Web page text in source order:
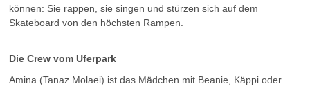
können: Sie rappen, sie singen und stürzen sich auf dem
Skateboard von den höchsten Rampen.
Die Crew vom Uferpark
Amina (Tanaz Molaei) ist das Mädchen mit Beanie, Käppi oder